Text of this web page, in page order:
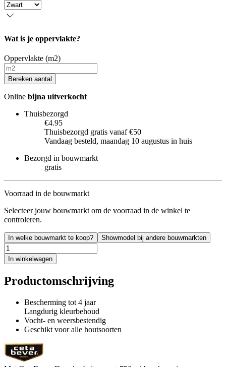
Wat is je oppervlakte?
Oppervlakte (m2)
Bereken aantal
Online bijna uitverkocht
Thuisbezorgd
€4.95
Thuisbezorgd gratis vanaf €50
Vandaag besteld, maandag 10 augustus in huis
Bezorgd in bouwmarkt
gratis
Voorraad in de bouwmarkt
Selecteer jouw bouwmarkt om de voorraad in de winkel te
controleren.
In welke bouwmarkt te koop? Showmodel bij andere bouwmarkten
In winkelwagen
Productomschrijving
Bescherming tot 4 jaar
Langdurig kleurbehoud
Vocht- en weersbestendig
Geschikt voor alle houtsoorten